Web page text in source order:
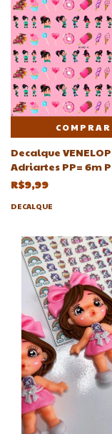
COMPRAR
Decalque
Adriartes PP= 6m
M=8mm G=9mm
R$9,99
DECALQUE